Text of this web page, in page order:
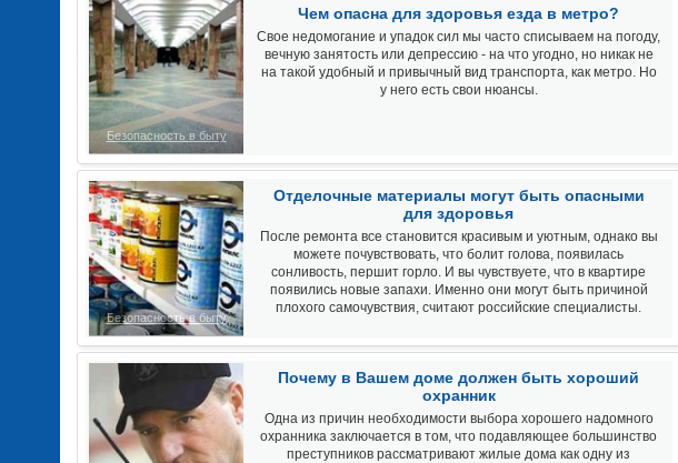
Безопасность в быту
Чем опасна для здоровья езда в метро?
Свое недомогание и упадок сил мы часто списываем на погоду,
вечную занятость или депрессию - на что угодно, но никак не
на такой удобный и привычный вид транспорта, как метро. Но
у него есть свои нюансы.
Безопасность в быту
Отделочные материалы могут быть опасными
для здоровья
После ремонта все становится красивым и уютным, однако вы
можете почувствовать, что болит голова, появилась
сонливость, першит горло. И вы чувствуете, что в квартире
появились новые запахи. Именно они могут быть причиной
плохого самочувствия, считают российские специалисты.
Почему в Вашем доме должен быть хороший
охранник
Одна из причин необходимости выбора хорошего надомного
охранника заключается в том, что подавляющее большинство
преступников рассматривают жилые дома как одну из